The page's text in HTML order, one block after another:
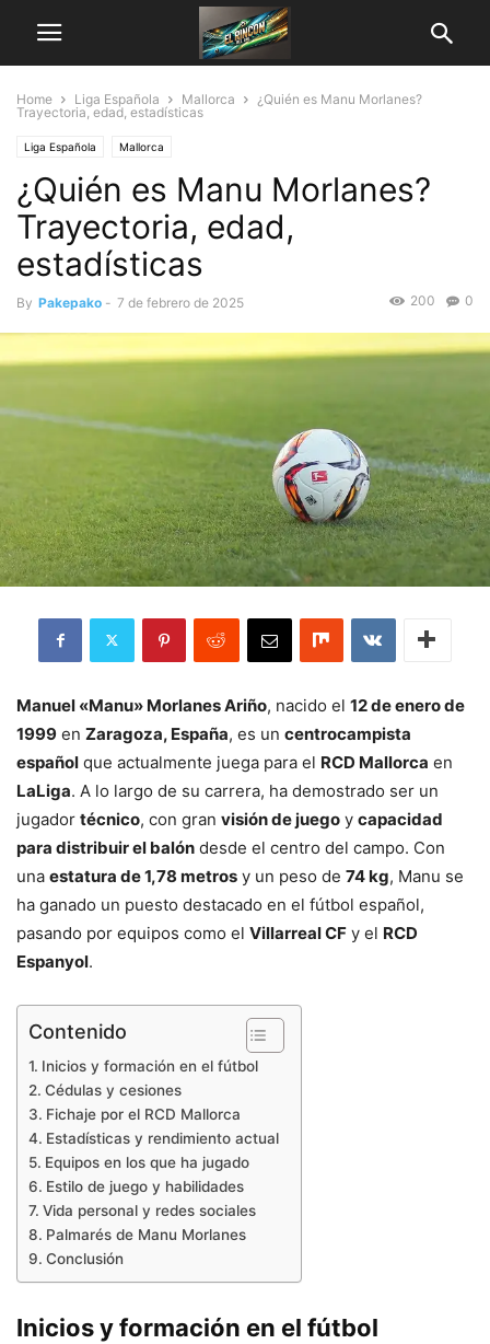
Home Liga Española Mallorca
¿Quién es Manu Morlanes?
Trayectoria, edad, estadísticas
Liga Española Mallorca
¿Quién es Manu Morlanes?
Trayectoria, edad,
estadísticas
By Pakepako - 7 de febrero de 2025 0
200
Manuel «Manu» Morlanes Ariño, nacido el 12 de enero de
1999 en Zaragoza, España, es un centrocampista
español que actualmente juega para el RCD Mallorca en
LaLiga. A lo largo de su carrera, ha demostrado ser un
jugador técnico, con gran visión de juego y capacidad
para distribuir el balón desde el centro del campo. Con
una estatura de 1,78 metros y un peso de 74 kg, Manu se
ha ganado un puesto destacado en el fútbol español,
pasando por equipos como el Villarreal CF y el RCD
Espanyol.
Contenido
Inicios y formación en el fútbol
Cédulas y cesiones
Fichaje por el RCD Mallorca
Estadísticas y rendimiento actual
Equipos en los que ha jugado
Estilo de juego y habilidades
Vida personal y redes sociales
Palmarés de Manu Morlanes
Conclusión
Inicios y formación en el fútbol